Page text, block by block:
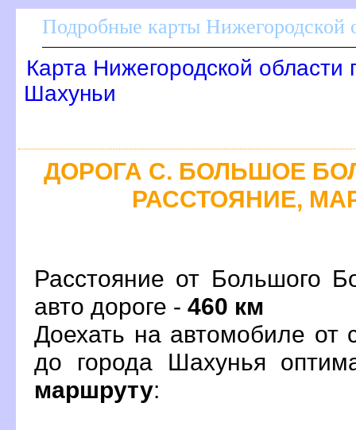
Подробные карты Нижегородской
Карта Нижегородской области
Шахуньи
ДОРОГА С. БОЛЬШОЕ
РАССТОЯНИЕ,
Расстояние от Большого
авто дороге - 460 км
Доехать на автомобиле
до города Шахунья
маршруту: